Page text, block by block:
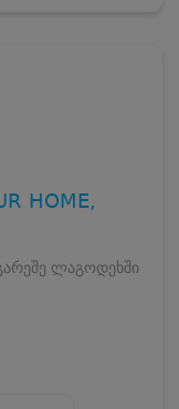
HOME,
ლაგოდეხში